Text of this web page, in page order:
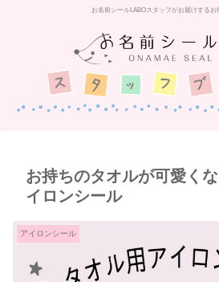
お名前シールLABOスタッフがお届けするお
お持ちのタオルが可愛く
イロンシール
アイロンシール